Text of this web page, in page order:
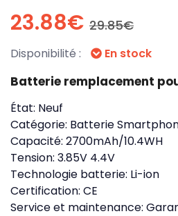
23.88€ 29.85€
Disponibilité : En stock
Batterie remplacement
État: Neuf
Catégorie: Batterie
Capacité: 2700mAh/10.4WH
Tension: 3.85V 4.4V
Technologie batterie: Li-ion
Certification: CE
Service et maintenance: